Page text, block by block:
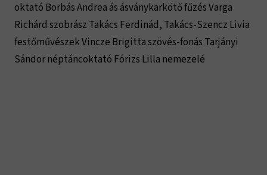
oktató Borbás Andrea ás ásványkarkötő fűzés Varga
Richárd szobrász Takács Ferdinád, Takács-Szencz Livia
festőművészek Vincze Brigitta szövés-fonás Tarjányi
Sándor néptáncoktató Fórizs Lilla nemezelé